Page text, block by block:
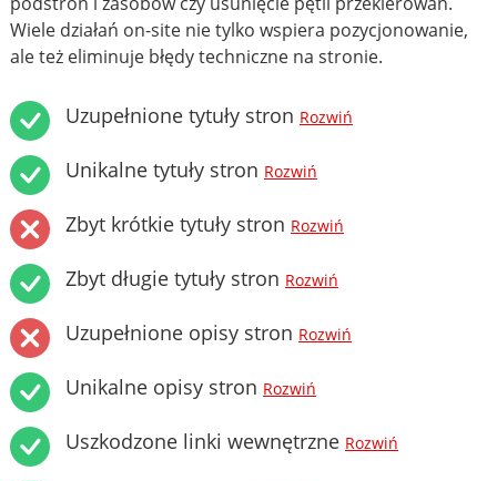
Wiele działań on-site nie tylko wspiera pozycjonowanie,
ale też eliminuje błędy techniczne na stronie.
Uzupełnione tytuły stron Rozwiń
Unikalne tytuły stron Rozwiń
Zbyt krótkie tytuły stron Rozwiń
Zbyt długie tytuły stron Rozwiń
Uzupełnione opisy stron Rozwiń
Unikalne opisy stron Rozwiń
Uszkodzone linki wewnętrzne Rozwiń